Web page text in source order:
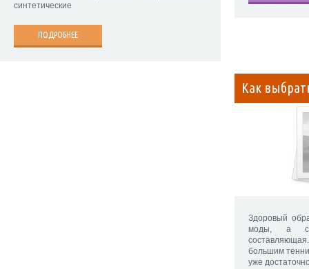
синтетические
ПОДРОБНЕЕ
Как
Здоровый
моды, а
большим
уже